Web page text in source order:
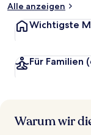
Alle anzeigen
Wichtigste
Für Familien
Warum wir